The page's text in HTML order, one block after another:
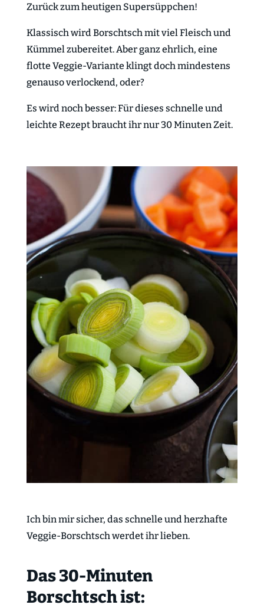
Zurück zum heutigen Supersüppchen!
Klassisch wird Borschtsch mit viel Fleisch und
Kümmel zubereitet. Aber ganz ehrlich, eine
flotte Veggie-Variante klingt doch mindestens
genauso verlockend, oder?
Es wird noch besser: Für dieses schnelle und
leichte Rezept braucht ihr nur 30 Minuten Zeit.
Ich bin mir sicher, das schnelle und herzhafte
Veggie-Borschtsch werdet ihr lieben.
Das 30-Minuten
Borschtsch ist: